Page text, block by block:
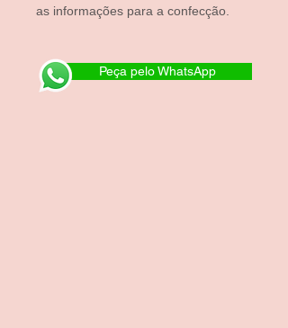
as informações para a confecção.
Peça pelo WhatsApp